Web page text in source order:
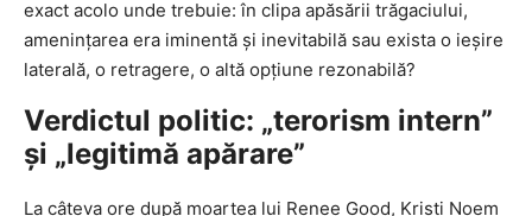
exact acolo unde trebuie: în clipa apăsării trăgaciului,
amenințarea era iminentă și inevitabilă sau exista o ieșire
laterală, o retragere, o altă opțiune rezonabilă?
Verdictul politic: „terorism intern”
și „legitimă apărare”
La câteva ore după moartea lui Renee Good, Kristi Noem